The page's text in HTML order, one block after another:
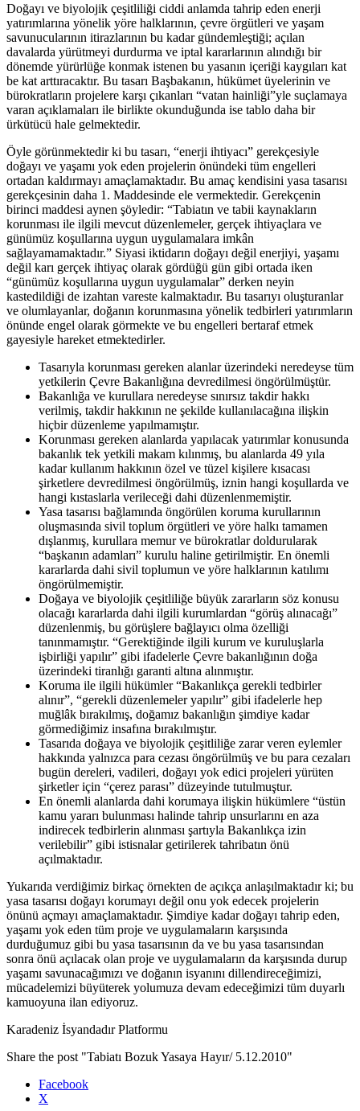
Doğayı ve biyolojik çeşitliliği ciddi anlamda tahrip eden enerji
yatırımlarına yönelik yöre halklarının, çevre örgütleri ve yaşam
savunucularının itirazlarının bu kadar gündemleştiği; açılan
davalarda yürütmeyi durdurma ve iptal kararlarının alındığı bir
dönemde yürürlüğe konmak istenen bu yasanın içeriği kaygıları kat
be kat arttıracaktır. Bu tasarı Başbakanın, hükümet üyelerinin ve
bürokratların projelere karşı çıkanları “vatan hainliği”yle suçlamaya
varan açıklamaları ile birlikte okunduğunda ise tablo daha bir
ürkütücü hale gelmektedir.
Öyle görünmektedir ki bu tasarı, “enerji ihtiyacı” gerekçesiyle
doğayı ve yaşamı yok eden projelerin önündeki tüm engelleri
ortadan kaldırmayı amaçlamaktadır. Bu amaç kendisini yasa tasarısı
gerekçesinin daha 1. Maddesinde ele vermektedir. Gerekçenin
birinci maddesi aynen şöyledir: “Tabiatın ve tabii kaynakların
korunması ile ilgili mevcut düzenlemeler, gerçek ihtiyaçlara ve
günümüz koşullarına uygun uygulamalara imkân
sağlayamamaktadır.” Siyasi iktidarın doğayı değil enerjiyi, yaşamı
değil karı gerçek ihtiyaç olarak gördüğü gün gibi ortada iken
“günümüz koşullarına uygun uygulamalar” derken neyin
kastedildiği de izahtan vareste kalmaktadır. Bu tasarıyı oluşturanlar
ve olumlayanlar, doğanın korunmasına yönelik tedbirleri yatırımların
önünde engel olarak görmekte ve bu engelleri bertaraf etmek
gayesiyle hareket etmektedirler.
Tasarıyla korunması gereken alanlar üzerindeki neredeyse tüm
yetkilerin Çevre Bakanlığına devredilmesi öngörülmüştür.
Bakanlığa ve kurullara neredeyse sınırsız takdir hakkı
verilmiş, takdir hakkının ne şekilde kullanılacağına ilişkin
hiçbir düzenleme yapılmamıştır.
Korunması gereken alanlarda yapılacak yatırımlar konusunda
bakanlık tek yetkili makam kılınmış, bu alanlarda 49 yıla
kadar kullanım hakkının özel ve tüzel kişilere kısacası
şirketlere devredilmesi öngörülmüş, iznin hangi koşullarda ve
hangi kıstaslarla verileceği dahi düzenlenmemiştir.
Yasa tasarısı bağlamında öngörülen koruma kurullarının
oluşmasında sivil toplum örgütleri ve yöre halkı tamamen
dışlanmış, kurullara memur ve bürokratlar doldurularak
“başkanın adamları” kurulu haline getirilmiştir. En önemli
kararlarda dahi sivil toplumun ve yöre halklarının katılımı
öngörülmemiştir.
Doğaya ve biyolojik çeşitliliğe büyük zararların söz konusu
olacağı kararlarda dahi ilgili kurumlardan “görüş alınacağı”
düzenlenmiş, bu görüşlere bağlayıcı olma özelliği
tanınmamıştır. “Gerektiğinde ilgili kurum ve kuruluşlarla
işbirliği yapılır” gibi ifadelerle Çevre bakanlığının doğa
üzerindeki tiranlığı garanti altına alınmıştır.
Koruma ile ilgili hükümler “Bakanlıkça gerekli tedbirler
alınır”, “gerekli düzenlemeler yapılır” gibi ifadelerle hep
muğlâk bırakılmış, doğamız bakanlığın şimdiye kadar
görmediğimiz insafına bırakılmıştır.
Tasarıda doğaya ve biyolojik çeşitliliğe zarar veren eylemler
hakkında yalnızca para cezası öngörülmüş ve bu para cezaları
bugün dereleri, vadileri, doğayı yok edici projeleri yürüten
şirketler için “çerez parası” düzeyinde tutulmuştur.
En önemli alanlarda dahi korumaya ilişkin hükümlere “üstün
kamu yararı bulunması halinde tahrip unsurlarını en aza
indirecek tedbirlerin alınması şartıyla Bakanlıkça izin
verilebilir” gibi istisnalar getirilerek tahribatın önü
açılmaktadır.
Yukarıda verdiğimiz birkaç örnekten de açıkça anlaşılmaktadır ki; bu
yasa tasarısı doğayı korumayı değil onu yok edecek projelerin
önünü açmayı amaçlamaktadır. Şimdiye kadar doğayı tahrip eden,
yaşamı yok eden tüm proje ve uygulamaların karşısında
durduğumuz gibi bu yasa tasarısının da ve bu yasa tasarısından
sonra önü açılacak olan proje ve uygulamaların da karşısında durup
yaşamı savunacağımızı ve doğanın isyanını dillendireceğimizi,
mücadelemizi büyüterek yolumuza devam edeceğimizi tüm duyarlı
kamuoyuna ilan ediyoruz.
Karadeniz İsyandadır Platformu
Share the post "Tabiatı Bozuk Yasaya Hayır/ 5.12.2010"
Facebook
X